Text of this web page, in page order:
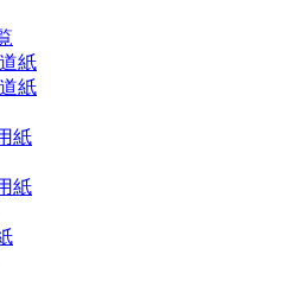
紙
紙
紙
紙